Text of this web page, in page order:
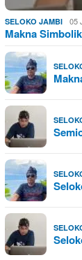
SELOKO JAMBI 05
Makna